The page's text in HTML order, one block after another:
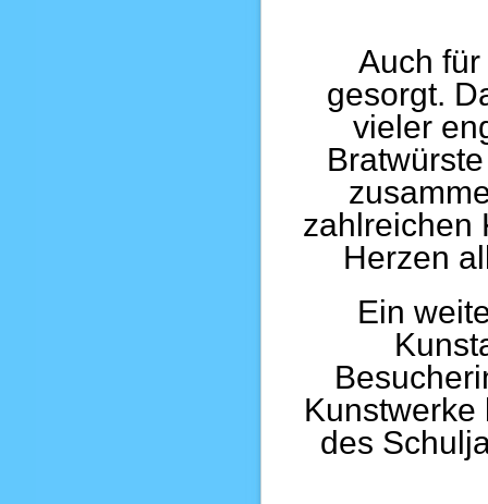
Auch
gesorgt.
vieler
zahlreichen
Herzen
Ein
des